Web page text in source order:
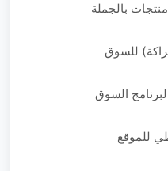
بالجملة
للسوق
السوق
للموقع